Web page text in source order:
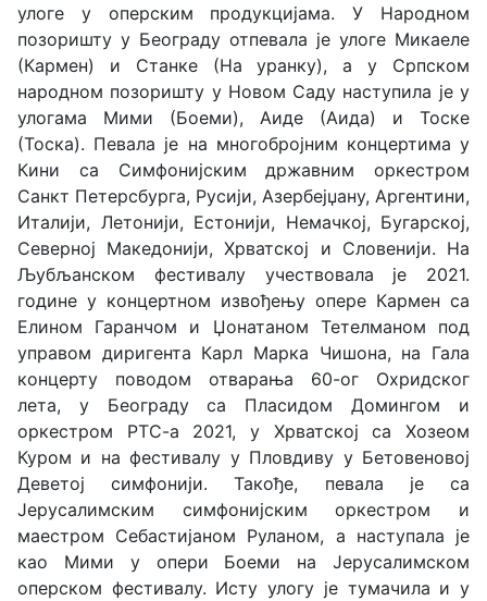
улоге у оперским продукцијама. У Народном
позоришту у Београду отпевала је улоге Микаеле
(Кармен) и Станке (На уранку), а у Српском
народном позоришту у Новом Саду наступила је у
улогама Мими (Боеми), Аиде (Аида) и Тоске
(Тоска). Певала је на многобројним концертима у
Кини са Симфонијским државним оркестром
Санкт Петерсбурга, Русији, Азербејџану, Аргентини,
Италији, Летонији, Естонији, Немачкој, Бугарској,
Северној Македонији, Хрватској и Словенији. На
Љубљанском фестивалу учествовала је 2021.
године у концертном извођењу опере Кармен са
Елином Гаранчом и Џонатаном Тетелманом под
управом диригента Карл Марка Чишона, на Гала
концерту поводом отварања 60-ог Охридског
лета, у Београду са Пласидом Домингом и
оркестром РТС-а 2021, у Хрватској са Хозеом
Куром и на фестивалу у Пловдиву у Бетовеновој
Деветој симфонији. Такође, певала је са
Јерусалимским симфонијским оркестром и
маестром Себастијаном Руланом, а наступала је
као Мими у опери Боеми на Јерусалимском
оперском фестивалу. Исту улогу је тумачила и у